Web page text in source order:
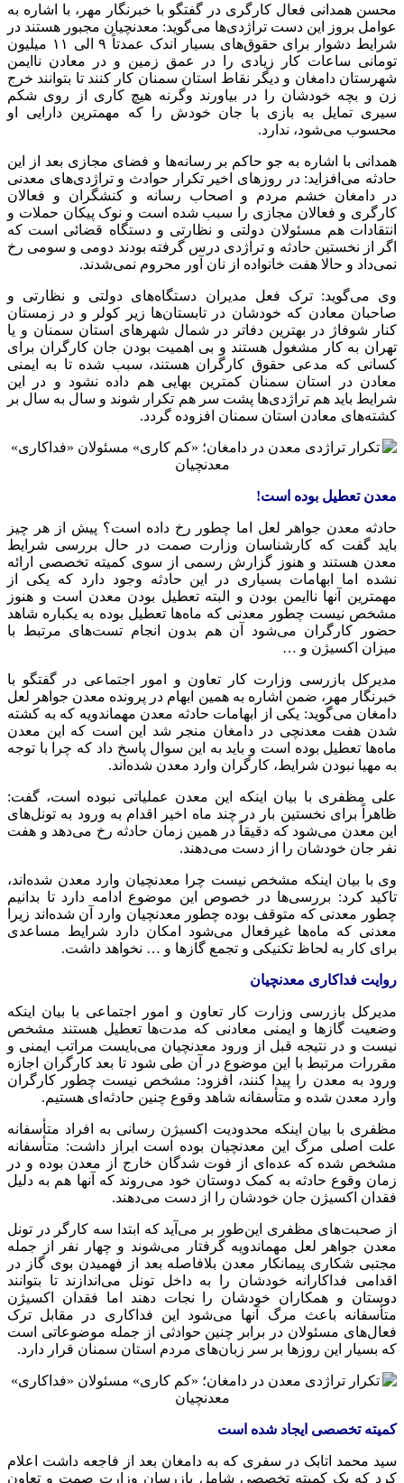
محسن همدانی فعال کارگری در گفتگو با خبرنگار مهر، با اشاره به
عوامل بروز این دست تراژدی‌ها می‌گوید: معدنچیان مجبور هستند در
شرایط دشوار برای حقوق‌های بسیار اندک عمدتاً ۹ الی ۱۱ میلیون
تومانی ساعات کار زیادی را در عمق زمین و در معادن ناایمن
شهرستان دامغان و دیگر نقاط استان سمنان کار کنند تا بتوانند خرج
زن و بچه خودشان را در بیاورند وگرنه هیچ کاری از روی شکم
سیری تمایل به بازی با جان خودش را که مهمترین دارایی او
محسوب می‌شود، ندارد.
همدانی با اشاره به جو حاکم بر رسانه‌ها و فضای مجازی بعد از این
حادثه می‌افزاید: در روزهای اخیر تکرار حوادث و تراژدی‌های معدنی
در دامغان خشم مردم و اصحاب رسانه و کنشگران و فعالان
کارگری و فعالان مجازی را سبب شده است و نوک پیکان حملات و
انتقادات هم مسئولان دولتی و نظارتی و دستگاه قضائی است که
اگر از نخستین حادثه و تراژدی درس گرفته بودند دومی و سومی رخ
نمی‌داد و حالا هفت خانواده از نان آور محروم نمی‌شدند.
وی می‌گوید: ترک فعل مدیران دستگاه‌های دولتی و نظارتی و
صاحبان معادن که خودشان در تابستان‌ها زیر کولر و در زمستان
کنار شوفاژ در بهترین دفاتر در شمال شهرهای استان سمنان و یا
تهران به کار مشغول هستند و بی اهمیت بودن جان کارگران برای
کسانی که مدعی حقوق کارگران هستند، سبب شده تا به ایمنی
معادن در استان سمنان کمترین بهایی هم داده نشود و در این
شرایط باید هم تراژدی‌ها پشت سر هم تکرار شوند و سال به سال بر
کشته‌های معادن استان سمنان افزوده گردد.
معدن تعطیل بوده است!
حادثه معدن جواهر لعل اما چطور رخ داده است؟ پیش از هر چیز
باید گفت که کارشناسان وزارت صمت در حال بررسی شرایط
معدن هستند و هنوز گزارش رسمی از سوی کمیته تخصصی ارائه
نشده اما ابهامات بسیاری در این حادثه وجود دارد که یکی از
مهمترین آنها ناایمن بودن و البته تعطیل بودن معدن است و هنوز
مشخص نیست چطور معدنی که ماه‌ها تعطیل بوده به یکباره شاهد
حضور کارگران می‌شود آن هم بدون انجام تست‌های مرتبط با
میزان اکسیژن و …
مدیرکل بازرسی وزارت کار تعاون و امور اجتماعی در گفتگو با
خبرنگار مهر، ضمن اشاره به همین ابهام در پرونده معدن جواهر لعل
دامغان می‌گوید: یکی از ابهامات حادثه معدن مهماندویه که به کشته
شدن هفت معدنچی در دامغان منجر شد این است که این معدن
ماه‌ها تعطیل بوده است و باید به این سوال پاسخ داد که چرا با توجه
به مهیا نبودن شرایط، کارگران وارد معدن شده‌اند.
علی مظفری با بیان اینکه این معدن عملیاتی نبوده است، گفت:
ظاهراً برای نخستین بار در چند ماه اخیر اقدام به ورود به تونل‌های
این معدن می‌شود که دقیقاً در همین زمان حادثه رخ می‌دهد و هفت
نفر جان خودشان را از دست می‌دهند.
وی با بیان اینکه مشخص نیست چرا معدنچیان وارد معدن شده‌اند،
تاکید کرد: بررسی‌ها در خصوص این موضوع ادامه دارد تا بدانیم
چطور معدنی که متوقف بوده چطور معدنچیان وارد آن شده‌اند زیرا
معدنی که ماه‌ها غیرفعال می‌شود امکان دارد شرایط مساعدی
برای کار به لحاظ تکنیکی و تجمع گازها و … نخواهد داشت.
روایت فداکاری معدنچیان
مدیرکل بازرسی وزارت کار تعاون و امور اجتماعی با بیان اینکه
وضعیت گازها و ایمنی معادنی که مدت‌ها تعطیل هستند مشخص
نیست و در نتیجه قبل از ورود معدنچیان می‌بایست مراتب ایمنی و
مقررات مرتبط با این موضوع در آن طی شود تا بعد کارگران اجازه
ورود به معدن را پیدا کنند، افزود: مشخص نیست چطور کارگران
وارد معدن شده و متأسفانه شاهد وقوع چنین حادثه‌ای هستیم.
مظفری با بیان اینکه محدودیت اکسیژن رسانی به افراد متأسفانه
علت اصلی مرگ این معدنچیان بوده است ابراز داشت: متأسفانه
مشخص شده که عده‌ای از فوت شدگان خارج از معدن بوده و در
زمان وقوع حادثه به کمک دوستان خود می‌روند که آنها هم به دلیل
فقدان اکسیژن جان خودشان را از دست می‌دهند.
از صحبت‌های مظفری این‌طور بر می‌آید که ابتدا سه کارگر در تونل
معدن جواهر لعل مهماندویه گرفتار می‌شوند و چهار نفر از جمله
مجتبی شکاری پیمانکار معدن بلافاصله بعد از فهمیدن بوی گاز در
اقدامی فداکارانه خودشان را به داخل تونل می‌اندازند تا بتوانند
دوستان و همکاران خودشان را نجات دهند اما فقدان اکسیژن
متأسفانه باعث مرگ آنها می‌شود این فداکاری در مقابل ترک
فعال‌های مسئولان در برابر چنین حوادثی از جمله موضوعاتی است
که بسیار این روزها بر سر زبان‌های مردم استان سمنان قرار دارد.
کمیته تخصصی ایجاد شده است
سید محمد اتابک در سفری که به دامغان بعد از فاجعه داشت اعلام
کرد که یک کمیته تخصصی شامل بازرسان وزارت صمت و تعاون